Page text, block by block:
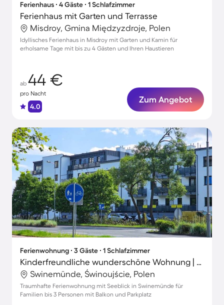
Ferienhaus ∙ 4 Gäste ∙ 1 Schlafzimmer
Ferienhaus mit Garten und Terrasse
Misdroy, Gmina Międzyzdroje, Polen
Idyllisches Ferienhaus in Misdroy mit Garten und Kamin für
erholsame Tage mit bis zu 4 Gästen und Ihren Haustieren
ab 44 €
pro Nacht
4.0
Zum Angebot
Ferienwohnung ∙ 3 Gäste ∙ 1 Schlafzimmer
Kinderfreundliche wunderschöne Wohnung | Seeblick
Swinemünde, Świnoujście, Polen
Traumhafte Ferienwohnung mit Seeblick in Swinemünde für
Familien bis 3 Personen mit Balkon und Parkplatz